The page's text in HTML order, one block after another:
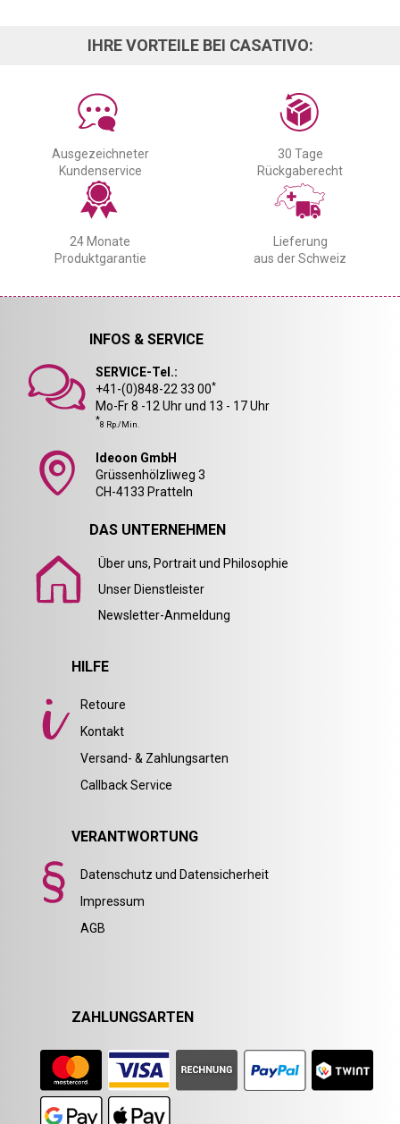
IHRE VORTEILE BEI CASATIVO:
Ausgezeichneter
Kundenservice
30 Tage
Rückgaberecht
24 Monate
Produktgarantie
Lieferung
aus der Schweiz
INFOS & SERVICE
SERVICE-Tel.:
+41-(0)848-22 33 00*
Mo-Fr 8 -12 Uhr und 13 - 17 Uhr
*8 Rp./Min.
Ideoon GmbH
Grüssenhölzliweg 3
CH-4133 Pratteln
DAS UNTERNEHMEN
Über uns, Portrait und Philosophie
Unser Dienstleister
Newsletter-Anmeldung
HILFE
Retoure
Kontakt
Versand- & Zahlungsarten
Callback Service
VERANTWORTUNG
Datenschutz und Datensicherheit
Impressum
AGB
ZAHLUNGSARTEN